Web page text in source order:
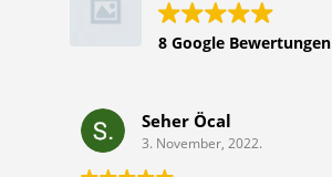
8 Google Bewertungen
Seher Öcal
3. November, 2022.